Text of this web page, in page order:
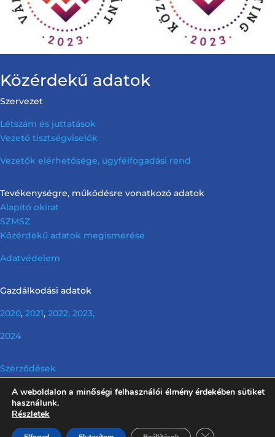
Közérdekű adatok
Szervezet
Létszám és juttatások
Vezető tisztségviselők
Vezetők elérhetősége, ügyfélfogadási rend
Tevékenységre, működésre vonatkozó adatok
Alapító okirat
SZMSZ
Közérdekű adatok megismerése
Adatvédelem
Gazdálkodási adatok
2020, 2021, 2022, 2023,
2024
Szerződések
Info tv. előírása szerinti nem releváns információk
A weboldalon a minőségi felhasználói élmény érdekében sütiket
használunk.
Részletek
Close GDPR